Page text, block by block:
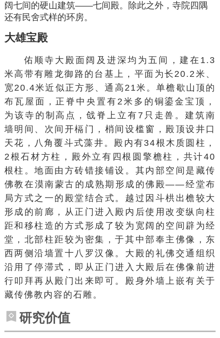
阔七间的硬山建筑——七间殿。除此之外，寺院四隅
还有民舍式样的环房。
大雄宝殿
佑顺寺大殿面阔及进深均为五间，建在1.3
米高带有雕龙御路的台基上，平面为长20.2米、
宽20.4米近似正方形、通高21米。单檐歇山顶的
布瓦屋面，正脊中央置有2米多的铜鎏金宝顶，
为该寺的制高点，戗脊上立有7只走兽。建筑南
墙明间、次间开槅门，梢间设槛窗，殿顶设井口
天花，八角覆斗式藻井。殿内有34根木质圆柱，
2根石材方柱，殿外立有四根圆擎檐柱，共计40
根柱。地面由方砖错接铺设。其内部空间是藏传
佛教在漠南蒙古的成熟期形成的佛殿——经堂布
局方式之一的殿堂结合式。越过因斗栱出檐较大
形成的前廊，从正门进入殿内后使用改变纵向柱
距和移柱造的方式形成了较为宽阔的空间辟为经
堂，北部柱距较为密集，于其中部奉主佛像，东
西两侧沿墙置十八罗汉像。大殿的礼佛交通组织
沿用了停滞式，即从正门进入大殿后在佛像前进
行叩拜再从殿门出来即可。殿身外墙上嵌有关于
藏传佛教内容的石雕。
研究价值